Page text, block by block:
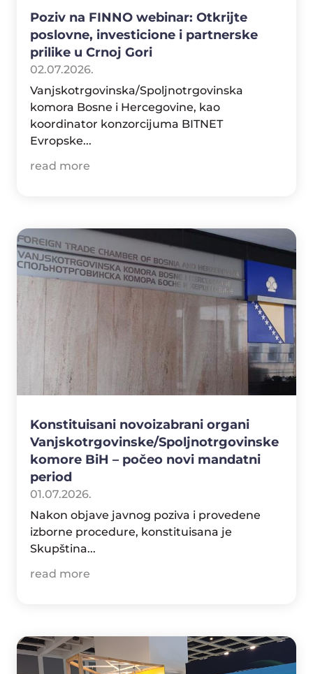
Poziv na FINNO webinar: Otkrijte
poslovne, investicione i partnerske
prilike u Crnoj Gori
02.07.2026.
Vanjskotrgovinska/Spoljnotrgovinska
komora Bosne i Hercegovine, kao
koordinator konzorcijuma BITNET
Evropske...
read more
Konstituisani novoizabrani organi
Vanjskotrgovinske/Spoljnotrgovinske
komore BiH – počeo novi mandatni
period
01.07.2026.
Nakon objave javnog poziva i provedene
izborne procedure, konstituisana je
Skupština...
read more